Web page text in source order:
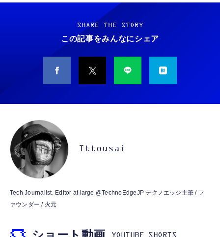
Grithope イヤホン タイプC【2026新モデル
耐久性】 有線イヤホン マイク付き HiFi音質
ノイズ低減 重低音 遅延なし
￥949
タイプc 寝ホンイヤホン 寝ホン type-c 有線
睡眠用イヤホン 【音質強化バージョン
￥2,199
MFi認証 【ハイレゾ音質】 内蔵DAC 遅延な
し 48ビット/96KHz 音量調節対応
【HIFI音質】iphone イヤホンジャック ライ
￥999
霊界コミュニケーションロボット BAKETAN
WARASHI ばけたん ワラシ 改 KAI
￥5,400
M10SR AIペット（コミュニケーションロボッ
ト）
ット）
￥53,900
霊界コミュニケーションロボット BAKETAN
SHARE THE STORY
この記事をみんなにシェア
Ittousai
Tech Journalist. Editor at large @TechnoEdgeJP テクノエッジ主筆 / フ
ァウンダー / 火元